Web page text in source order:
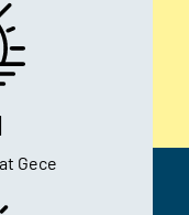
Gece